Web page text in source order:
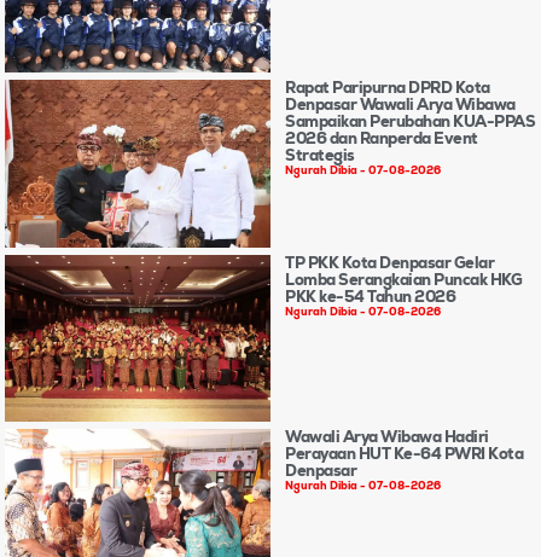
Rapat Paripurna DPRD Kota
Denpasar Wawali Arya Wibawa
Sampaikan Perubahan KUA-PPAS
2026 dan Ranperda Event
Strategis
Ngurah Dibia 07-08-2026
TP PKK Kota Denpasar Gelar
Lomba Serangkaian Puncak HKG
PKK ke-54 Tahun 2026
Ngurah Dibia 07-08-2026
Wawali Arya Wibawa Hadiri
Perayaan HUT Ke-64 PWRI Kota
Denpasar
Ngurah Dibia 07-08-2026